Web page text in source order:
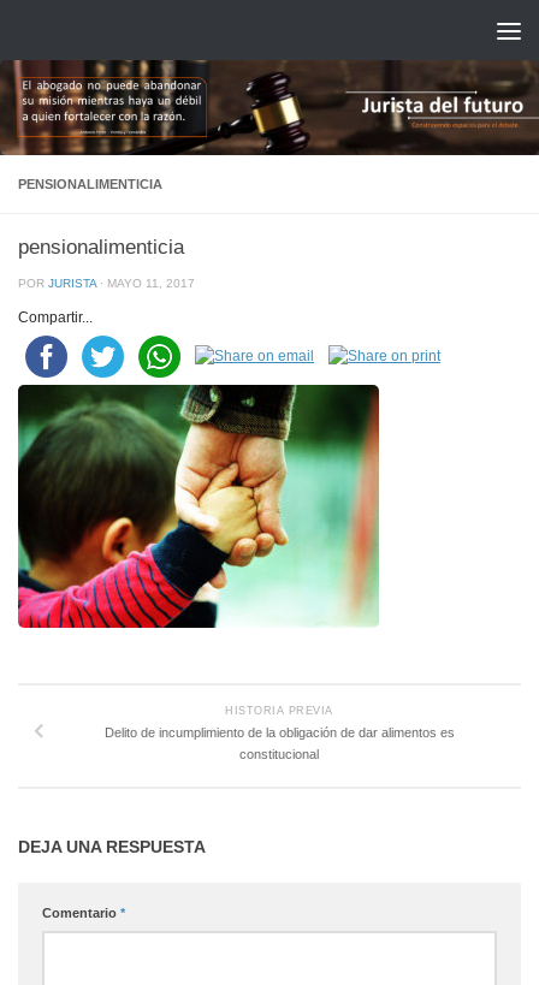
PENSIONALIMENTICIA
pensionalimenticia
POR JURISTA · MAYO 11, 2017
Compartir...
HISTORIA PREVIA
Delito de incumplimiento de la obligación de dar alimentos es
constitucional
DEJA UNA RESPUESTA
Comentario *